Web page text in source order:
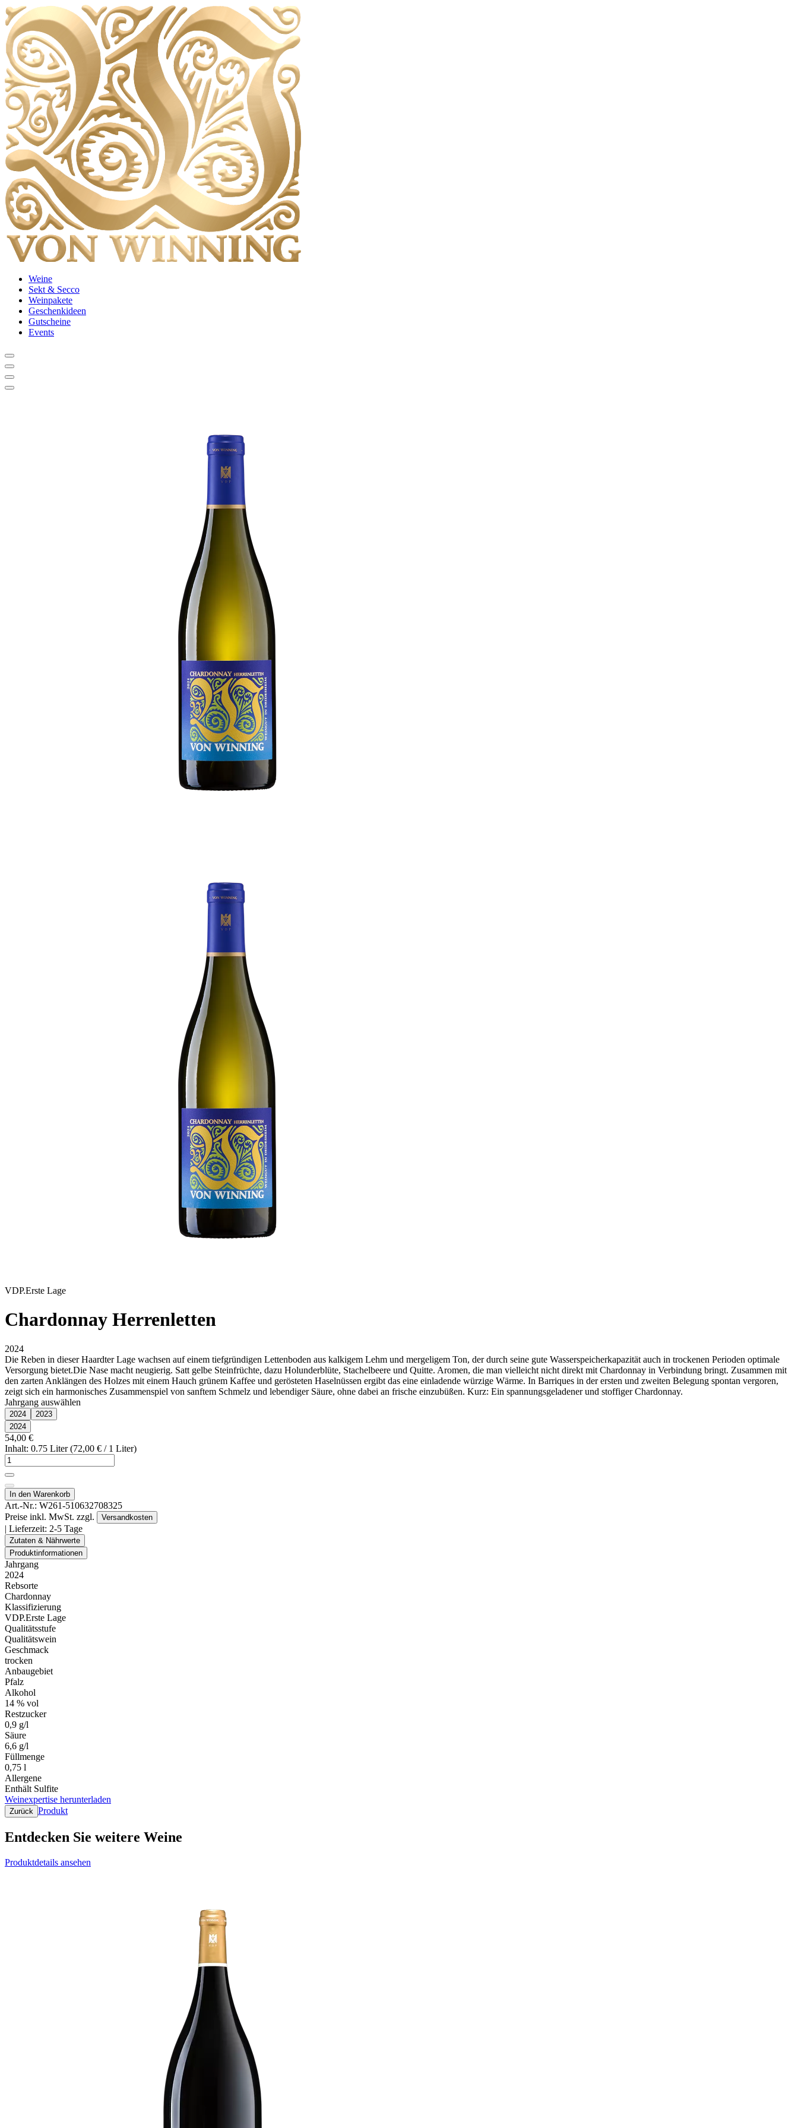
Weine
Sekt & Secco
Weinpakete
Geschenkideen
Gutscheine
Events
VDP.Erste Lage
Chardonnay Herrenletten
2024
Die Reben in dieser Haardter Lage wachsen auf einem tiefgründigen Lettenboden aus kalkigem Lehm und mergeligem Ton, der durch seine gute Wasserspeicherkapazität auch in trockenen Perioden optimale
Versorgung bietet.Die Nase macht neugierig. Satt gelbe Steinfrüchte, dazu Holunderblüte, Stachelbeere und Quitte. Aromen, die man vielleicht nicht direkt mit Chardonnay in Verbindung bringt. Zusammen mit
den zarten Anklängen des Holzes mit einem Hauch grünem Kaffee und gerösteten Haselnüssen ergibt das eine einladende würzige Wärme. In Barriques in der ersten und zweiten Belegung spontan vergoren,
zeigt sich ein harmonisches Zusammenspiel von sanftem Schmelz und lebendiger Säure, ohne dabei an frische einzubüßen. Kurz: Ein spannungsgeladener und stoffiger Chardonnay.
Jahrgang auswählen
2024
2023
2024
54,00 €
Inhalt: 0.75 Liter (72,00 € / 1 Liter)
In den Warenkorb
Art.-Nr.: W261-510632708325
Preise inkl. MwSt. zzgl.
Versandkosten
| Lieferzeit: 2-5 Tage
Zutaten & Nährwerte
Produktinformationen
Jahrgang
2024
Rebsorte
Chardonnay
Klassifizierung
VDP.Erste Lage
Qualitätsstufe
Qualitätswein
Geschmack
trocken
Anbaugebiet
Pfalz
Alkohol
14 % vol
Restzucker
0,9 g/l
Säure
6,6 g/l
Füllmenge
0,75 l
Allergene
Enthält Sulfite
Weinexpertise herunterladen
Zurück Produkt
Entdecken Sie weitere Weine
Produktdetails ansehen